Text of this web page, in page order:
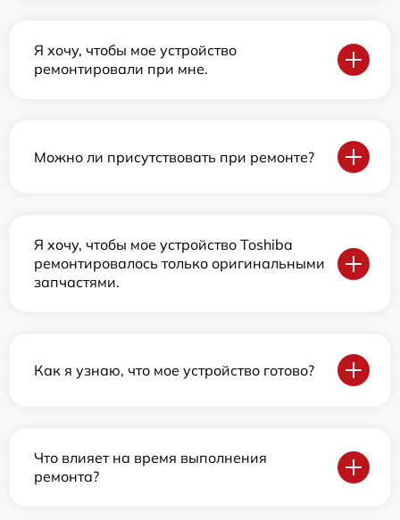
Я хочу, чтобы мое устройство
ремонтировали при мне.
Можно ли присутствовать при ремонте?
Я хочу, чтобы мое устройство Toshiba
ремонтировалось только оригинальными
запчастями.
Как я узнаю, что мое устройство готово?
Что влияет на время выполнения
ремонта?